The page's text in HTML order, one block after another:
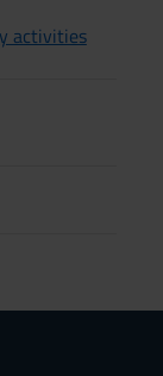
activities